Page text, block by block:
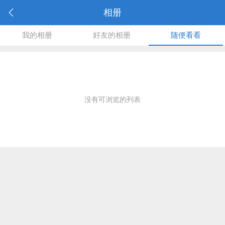
相册
我的相册 好友的相册 随便看看
没有可浏览的列表